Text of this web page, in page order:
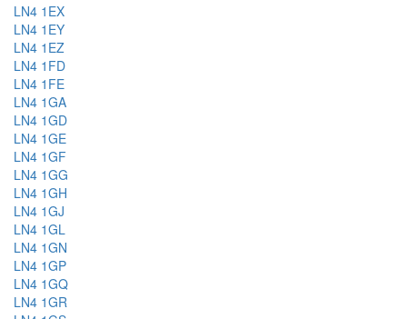
LN4 1EX
LN4 1EY
LN4 1EZ
LN4 1FD
LN4 1FE
LN4 1GA
LN4 1GD
LN4 1GE
LN4 1GF
LN4 1GG
LN4 1GH
LN4 1GJ
LN4 1GL
LN4 1GN
LN4 1GP
LN4 1GQ
LN4 1GR